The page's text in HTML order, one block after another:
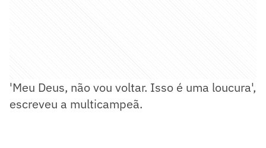
'Meu Deus, não vou voltar. Isso é uma loucura',
escreveu a multicampeã.